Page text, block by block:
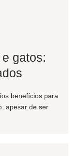
gatos:
benefícios para
apesar de ser